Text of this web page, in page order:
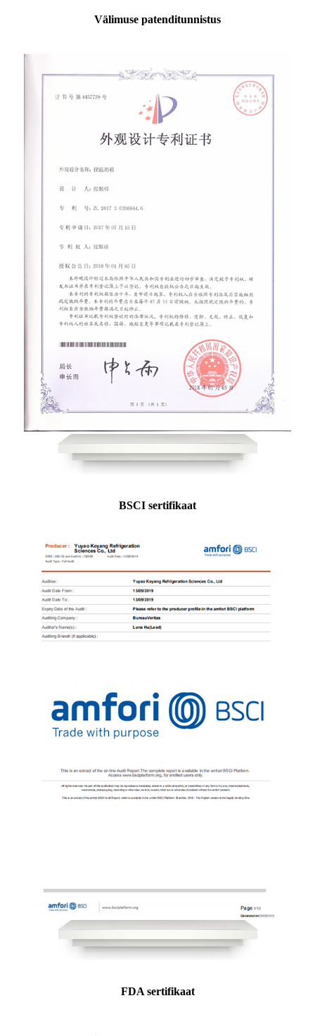
Välimuse patenditunnistus
BSCI sertifikaat
FDA sertifikaat